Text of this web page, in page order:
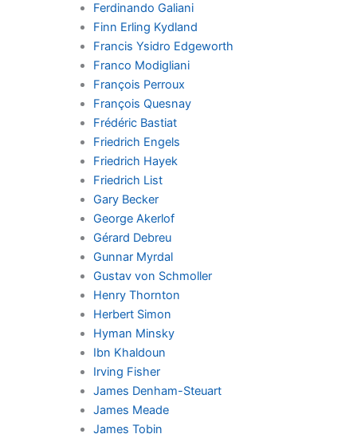
Ferdinando Galiani
Finn Erling Kydland
Francis Ysidro Edgeworth
Franco Modigliani
François Perroux
François Quesnay
Frédéric Bastiat
Friedrich Engels
Friedrich Hayek
Friedrich List
Gary Becker
George Akerlof
Gérard Debreu
Gunnar Myrdal
Gustav von Schmoller
Henry Thornton
Herbert Simon
Hyman Minsky
Ibn Khaldoun
Irving Fisher
James Denham-Steuart
James Meade
James Tobin